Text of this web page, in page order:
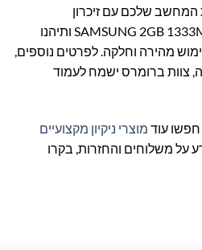
המחשב שלכם עם זיכרון
SAMSUNG 2GB 1333Mhz M378B5673FH0-CH9 ותיהנו
מהירה וחלקה. לפרטים נוספים,
צוות ברומרס ישמח לעמוד
חפשו עוד מוצרי ניקיון מקצועיים
על משלוחים והחזרות, בקרו